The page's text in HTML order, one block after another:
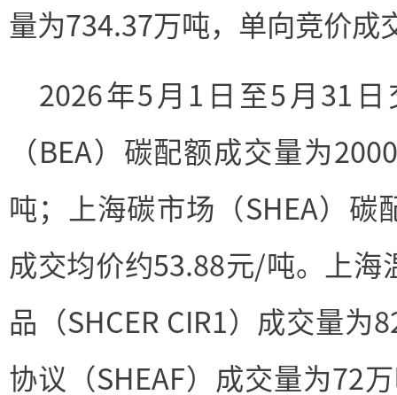
量为734.37万吨，单向竞价成
2026年5月1日至5月31
（BEA）碳配额成交量为
吨；上海碳市场（SHEA）碳
成交均价约53.88元/吨。上海
品（SHCER CIR1）成交量为
协议（SHEAF）成交量为72